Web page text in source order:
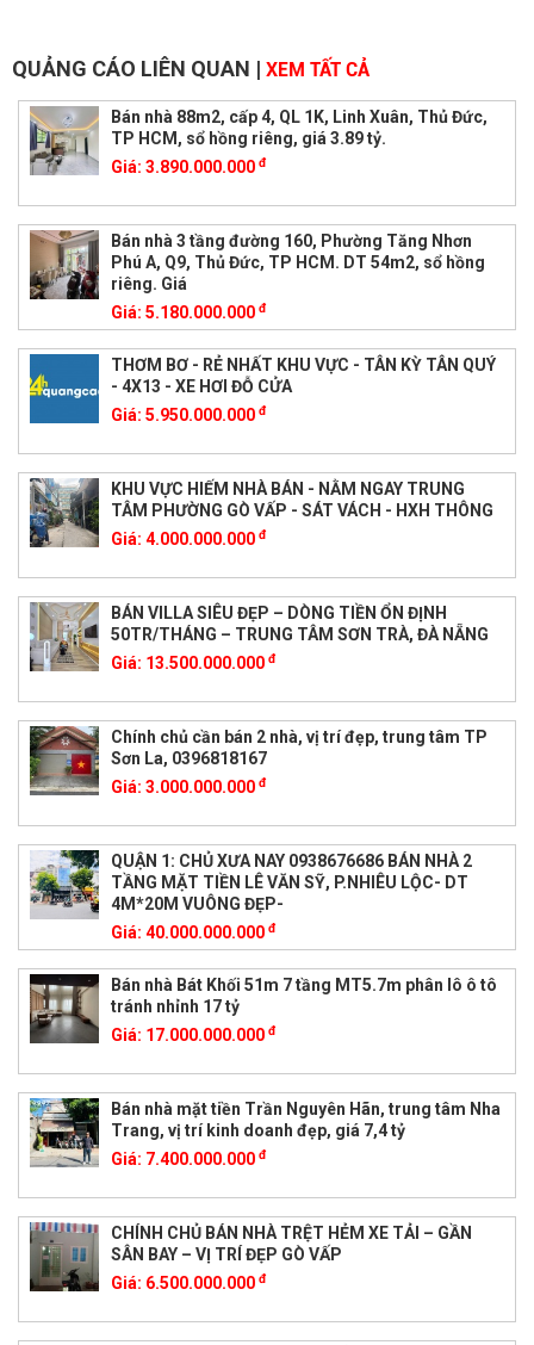
QUẢNG CÁO LIÊN QUAN | XEM TẤT CẢ
Bán nhà 88m2, cấp 4, QL 1K, Linh Xuân, Thủ Đức,
TP HCM, sổ hồng riêng, giá 3.89 tỷ.
Giá: 3.890.000.000 đ
Bán nhà 3 tầng đường 160, Phường Tăng Nhơn
Phú A, Q9, Thủ Đức, TP HCM. DT 54m2, sổ hồng
riêng. Giá
Giá: 5.180.000.000 đ
THƠM BƠ - RẺ NHẤT KHU VỰC - TÂN KỲ TÂN QUÝ
- 4X13 - XE HƠI ĐỖ CỬA
Giá: 5.950.000.000 đ
KHU VỰC HIẾM NHÀ BÁN - NẰM NGAY TRUNG
TÂM PHƯỜNG GÒ VẤP - SÁT VÁCH - HXH THÔNG
Giá: 4.000.000.000 đ
BÁN VILLA SIÊU ĐẸP – DÒNG TIỀN ỔN ĐỊNH
50TR/THÁNG – TRUNG TÂM SƠN TRÀ, ĐÀ NẴNG
Giá: 13.500.000.000 đ
Chính chủ cần bán 2 nhà, vị trí đẹp, trung tâm TP
Sơn La, 0396818167
Giá: 3.000.000.000 đ
QUẬN 1: CHỦ XƯA NAY 0938676686 BÁN NHÀ 2
TẦNG MẶT TIỀN LÊ VĂN SỸ, P.NHIÊU LỘC- DT
4M*20M VUÔNG ĐẸP-
Giá: 40.000.000.000 đ
Bán nhà Bát Khối 51m 7 tầng MT5.7m phân lô ô tô
tránh nhỉnh 17 tỷ
Giá: 17.000.000.000 đ
Bán nhà mặt tiền Trần Nguyên Hãn, trung tâm Nha
Trang, vị trí kinh doanh đẹp, giá 7,4 tỷ
Giá: 7.400.000.000 đ
CHÍNH CHỦ BÁN NHÀ TRỆT HẺM XE TẢI – GẦN
SÂN BAY – VỊ TRÍ ĐẸP GÒ VẤP
Giá: 6.500.000.000 đ